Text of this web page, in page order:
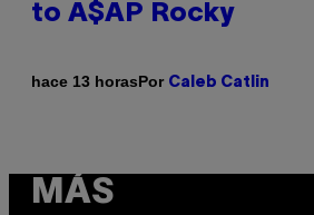
to A$AP Rocky
hace 13 horasPor Caleb Catlin
MÁS